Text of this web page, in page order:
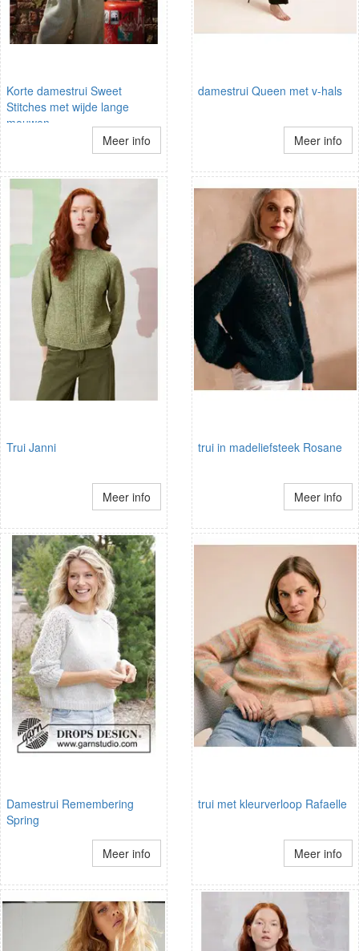
Korte damestrui Sweet
Stitches met wijde lange
mouwen
Meer info
damestrui Queen met v-hals
Meer info
Trui Janni
Meer info
trui in madeliefsteek Rosane
Meer info
Damestrui Remembering
Spring
Meer info
trui met kleurverloop Rafaelle
Meer info